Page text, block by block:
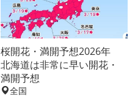
桜開花・満開予想2026年
北海道は非常に早い開花・
満開予想
全国